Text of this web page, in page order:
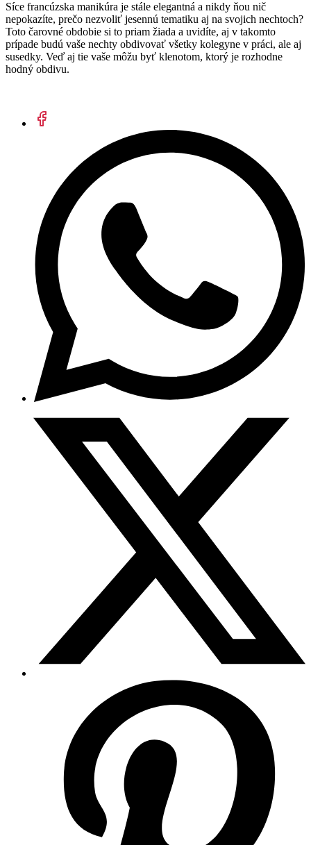
Síce francúzska manikúra je stále elegantná a nikdy ňou nič
nepokazíte, prečo nezvoliť jesennú tematiku aj na svojich nechtoch?
Toto čarovné obdobie si to priam žiada a uvidíte, aj v takomto
prípade budú vaše nechty obdivovať všetky kolegyne v práci, ale aj
susedky. Veď aj tie vaše môžu byť klenotom, ktorý je rozhodne
hodný obdivu.